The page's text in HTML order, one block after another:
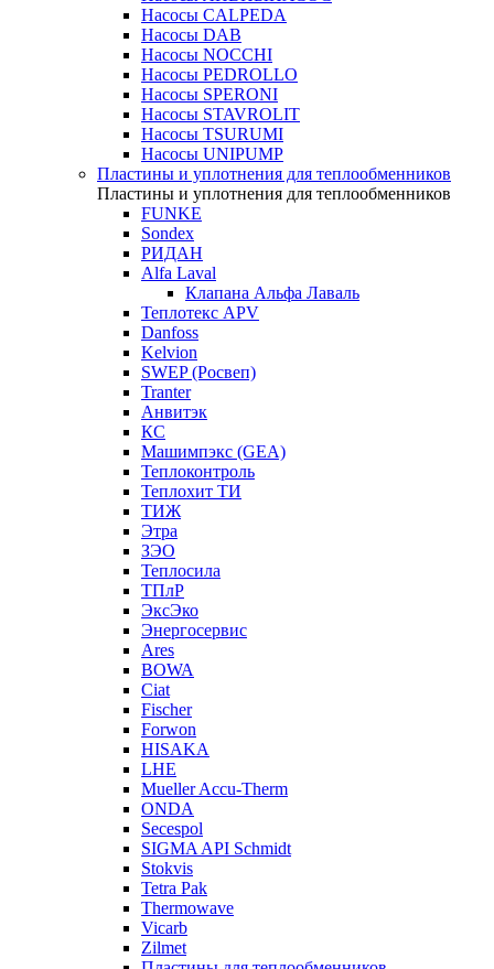
Насосы CALPEDA
Насосы DAB
Насосы NOCCHI
Насосы PEDROLLO
Насосы SPERONI
Насосы STAVROLIT
Насосы TSURUMI
Насосы UNIPUMP
Пластины и уплотнения для теплообменников
Пластины и уплотнения для теплообменников
FUNKE
Sondex
РИДАН
Alfa Laval
Клапана Альфа Лаваль
Теплотекс APV
Danfoss
Kelvion
SWEP (Росвеп)
Tranter
Анвитэк
КС
Машимпэкс (GEA)
Теплоконтроль
Теплохит ТИ
ТИЖ
Этра
ЗЭО
Теплосила
ТПлР
ЭксЭко
Энергосервис
Ares
BOWA
Ciat
Fischer
Forwon
HISAKA
LHE
Mueller Accu-Therm
ONDA
Secespol
SIGMA API Schmidt
Stokvis
Tetra Pak
Thermowave
Vicarb
Zilmet